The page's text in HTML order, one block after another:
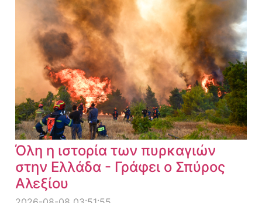
Όλη η ιστορία των πυρκαγιών
στην Ελλάδα - Γράφει ο Σπύρος
Αλεξίου